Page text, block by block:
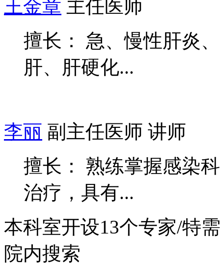
王金章 主任医师
擅长： 急、慢性肝炎
肝、肝硬化...
李丽 副主任医师 讲师
擅长： 熟练掌握感染
治疗，具有...
本科室开设13个专家/特
院内搜索